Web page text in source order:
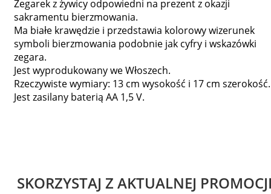
Zegarek z żywicy odpowiedni na prezent z okazji
sakramentu bierzmowania.
Ma białe krawędzie i przedstawia kolorowy wizerunek
symboli bierzmowania podobnie jak cyfry i wskazówki
zegara.
Jest wyprodukowany we Włoszech.
Rzeczywiste wymiary: 13 cm wysokość i 17 cm szerokość.
Jest zasilany baterią AA 1,5 V.
SKORZYSTAJ Z AKTUALNEJ